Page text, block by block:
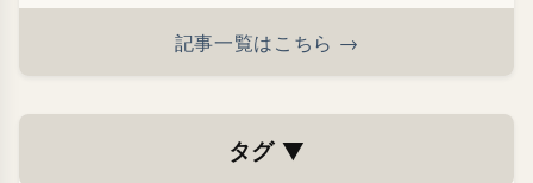
記事一覧はこちら →
タグ ▼